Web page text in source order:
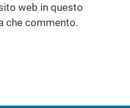
web in questo
che commento.